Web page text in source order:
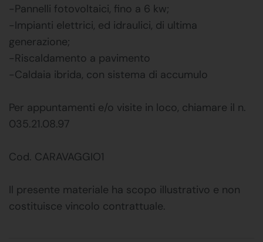
-Pannelli fotovoltaici, fino a 6 kw;
-Impianti elettrici, ed idraulici, di ultima
generazione;
-Riscaldamento a pavimento
-Caldaia ibrida, con sistema di accumulo
Per appuntamenti e/o visite in loco, chiamare il n.
035.21.08.97
Cod. CARAVAGGIO1
Il presente materiale ha scopo illustrativo e non
costituisce vincolo contrattuale.